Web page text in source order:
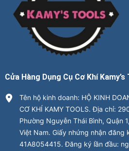
Cửa Hàng Dụng Cụ Cơ Khí Kamy’s
Tên hộ kinh doanh: HỘ KINH
CƠ KHÍ KAMY TOOLS. Địa chỉ:
Phường Nguyễn Thái Bình, Quận
Việt Nam. Giấy nhứng nhận đăng
41A8054415. Đăng ký lần đầu: